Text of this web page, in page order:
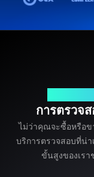
การตรวจ
ไม่ว่าคุณจะซื้อหรือ
บริการตรวจสอบที่น่
ขั้นสูงของเร